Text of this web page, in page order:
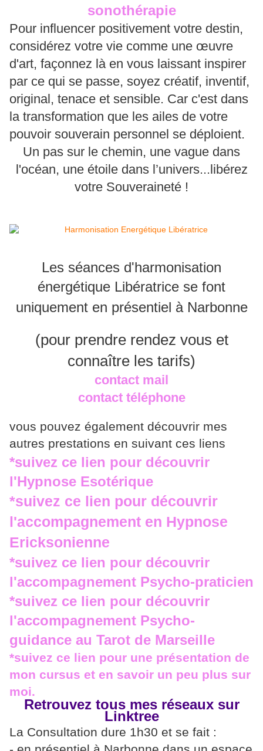
sonothérapie
Pour influencer positivement votre destin,
considérez votre vie comme une œuvre
d'art, façonnez là en vous laissant inspirer
par ce qui se passe, soyez créatif, inventif,
original, tenace et sensible. Car c'est dans
la transformation que les ailes de votre
pouvoir souverain personnel se déploient.
Un pas sur le chemin, une vague dans
l'océan, une étoile dans l’univers...libérez
votre Souveraineté !
Les séances d'harmonisation
énergétique Libératrice se font
uniquement en présentiel à Narbonne
(pour prendre rendez vous et
connaître les tarifs)
contact mail
contact téléphone
vous pouvez également découvrir mes
autres prestations en suivant ces liens
*suivez ce lien pour découvrir
l'Hypnose Esotérique
*suivez ce lien pour découvrir
l'accompagnement en Hypnose
Ericksonienne
*suivez ce lien pour découvrir
l'accompagnement Psycho-praticien
*suivez ce lien pour découvrir
l'accompagnement Psycho-
guidance au Tarot de Marseille
*suivez ce lien pour une présentation de
mon cursus et en savoir un peu plus sur
moi.
Retrouvez tous mes réseaux sur
Linktree
La Consultation dure 1h30 et se fait :